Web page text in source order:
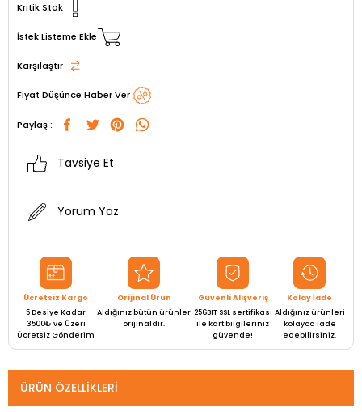
Kritik Stok
İstek Listeme Ekle
Karşılaştır
Fiyat Düşünce Haber Ver
Paylaş :
Tavsiye Et
Yorum Yaz
Ücretsiz Kargo
5 Desiye Kadar
3500₺ ve Üzeri
Ücretsiz Gönderim
Orijinal Ürün
Aldığınız bütün ürünler
orijinaldir.
Güvenli Alışveriş
256BIT SSL sertifikası
ile kart bilgileriniz
güvende!
Kolay İade
Aldığınız ürünleri
kolayca iade
edebilirsiniz.
ÜRÜN ÖZELLIKLERI